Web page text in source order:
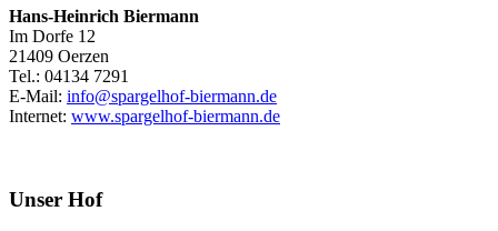
Hans-Heinrich Biermann
Im Dorfe 12
21409 Oerzen
Tel.: 04134 7291
E-Mail: info@spargelhof-biermann.de
Internet: www.spargelhof-biermann.de
Unser Hof